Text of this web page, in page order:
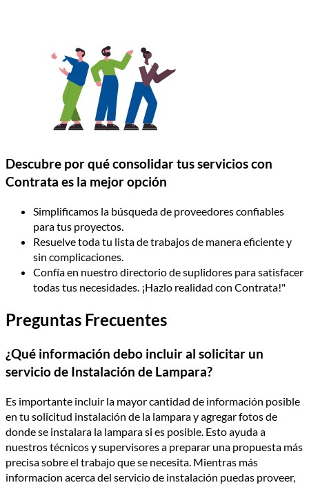
Descubre por qué consolidar tus servicios con
Contrata es la mejor opción
Simplificamos la búsqueda de proveedores confiables
para tus proyectos.
Resuelve toda tu lista de trabajos de manera eficiente y
sin complicaciones.
Confía en nuestro directorio de suplidores para satisfacer
todas tus necesidades. ¡Hazlo realidad con Contrata!"
Preguntas Frecuentes
¿Qué información debo incluir al solicitar un
servicio de Instalación de Lampara?
Es importante incluir la mayor cantidad de información posible
en tu solicitud instalación de la lampara y agregar fotos de
donde se instalara la lampara si es posible. Esto ayuda a
nuestros técnicos y supervisores a preparar una propuesta más
precisa sobre el trabajo que se necesita. Mientras más
informacion acerca del servicio de instalación puedas proveer,